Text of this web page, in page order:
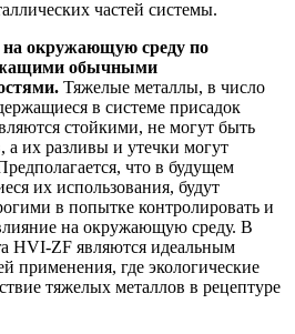
частей системы.
на окружающую среду по
обычными
Тяжелые металлы, в число
в системе присадок
стойкими, не могут быть
а их разливы и утечки могут
что в будущем
их использования, будут
в попытке контролировать и
на окружающую среду. В
HVI-ZF являются идеальным
применения, где экологические
тяжелых металлов в рецептуре